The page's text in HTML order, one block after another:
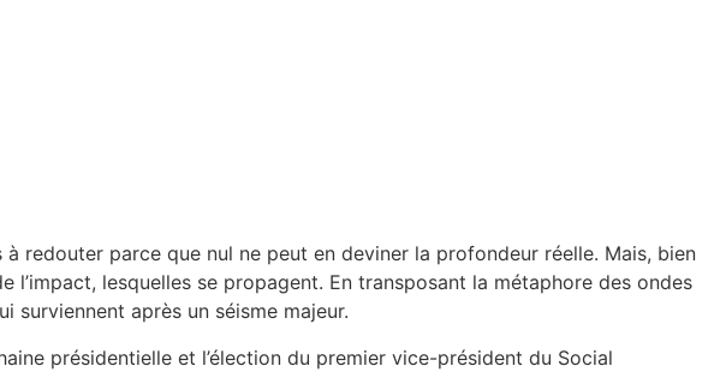
redouter parce que nul ne peut en deviner la profondeur réelle. Mais, bien
lesquelles se propagent. En transposant la métaphore des ondes
surviennent après un séisme majeur.
présidentielle et l’élection du premier vice-président du Social